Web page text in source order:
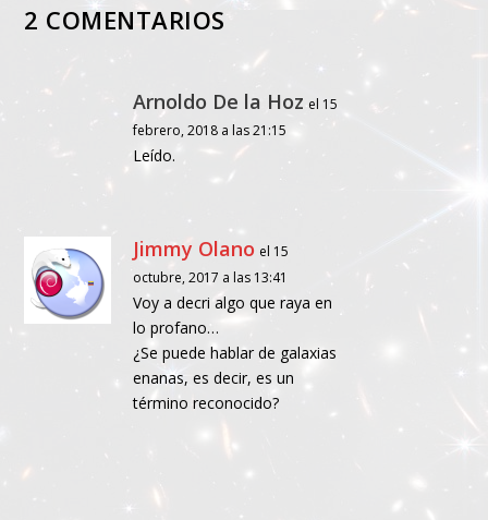
2 COMENTARIOS
Arnoldo De la Hoz el 15
febrero, 2018 a las 21:15
Leído.
Jimmy Olano el 15
octubre, 2017 a las 13:41
Voy a decri algo que raya en
lo profano…
¿Se puede hablar de galaxias
enanas, es decir, es un
término reconocido?